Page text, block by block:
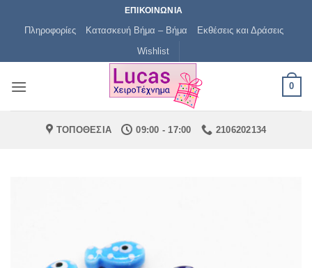
ΕΠΙΚΟΙΝΩΝΙΑ
Πληροφορίες Κατασκευή Βήμα – Βήμα
Εκθέσεις και Δράσεις
Wishlist
0
ΤΟΠΟΘΕΣΙΑ 09:00 - 17:00 2106202134